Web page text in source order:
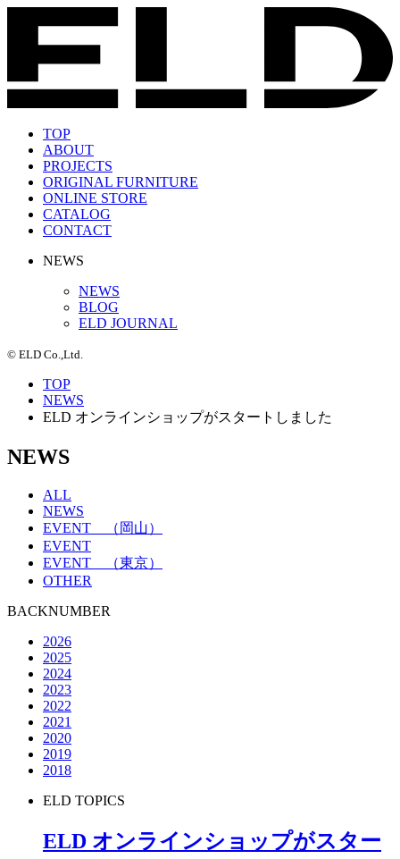
TOP
ABOUT
PROJECTS
ORIGINAL FURNITURE
ONLINE STORE
CATALOG
CONTACT
NEWS
NEWS
BLOG
ELD JOURNAL
© ELD Co.,Ltd.
TOP
NEWS
ELD オンラインショップがスタートしました
NEWS
ALL
NEWS
EVENT （岡山）
EVENT
EVENT （東京）
OTHER
BACKNUMBER
2026
2025
2024
2023
2022
2021
2020
2019
2018
ELD TOPICS
ELD オンラインショップがスター